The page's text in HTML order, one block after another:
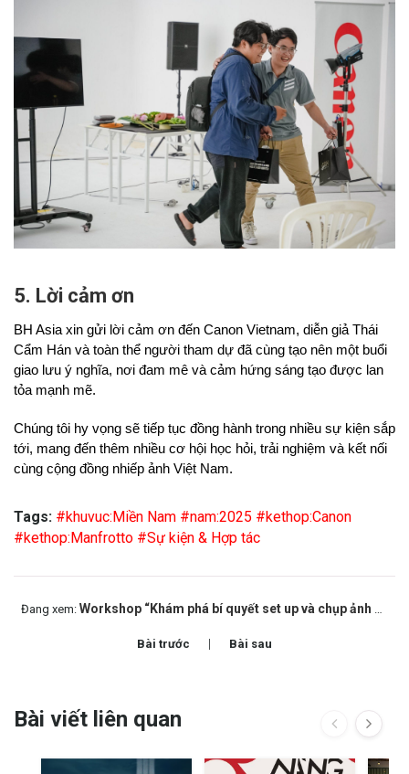
5. Lời cảm ơn
BH Asia xin gửi lời cảm ơn đến Canon Vietnam, diễn giả Thái
Cẩm Hán và toàn thể người tham dự đã cùng tạo nên một buổi
giao lưu ý nghĩa, nơi đam mê và cảm hứng sáng tạo được lan
tỏa mạnh mẽ.
Chúng tôi hy vọng sẽ tiếp tục đồng hành trong nhiều sự kiện sắp
tới, mang đến thêm nhiều cơ hội học hỏi, trải nghiệm và kết nối
cùng cộng đồng nhiếp ảnh Việt Nam.
Tags: #khuvuc:Miền Nam #nam:2025 #kethop:Canon
#kethop:Manfrotto #Sự kiện & Hợp tác
Đang xem: Workshop “Khám phá bí quyết set up và chụp ảnh món ăn ấn tượng” cùng Canon Vietnam
Bài trước Bài sau
Bài viết liên quan